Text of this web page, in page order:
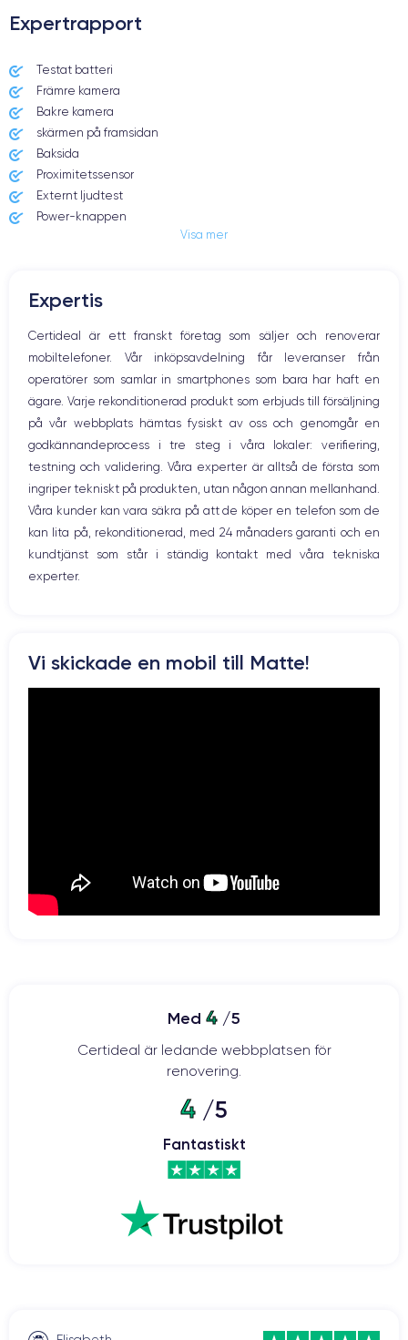
Date de sortie
7/09/2022
Dimensions
OLED 6.1 pouces
Apple A16 Bionic 6
Nom GPU
GPU 5-core
Fréq. processeur
3.46 GHz
48 Mpx 12 Mpx
Résolution vidéo
4K - 3840 x 2160 px
Recharge rapide
Oui, 20W
Batterie Type de SIM
Pour découvrir en détail les caractéristiques de ce smartphone,
Expertrapport
Testat batteri
Främre kamera
Bakre kamera
skärmen på framsidan
Baksida
Proximitetssensor
Externt ljudtest
Power-knappen
Högtalare
Hem-knappen
Bluetooth
WiFi
Nätverk
Vibration
Prise USB
Visa mer
Expertis
Certideal är ett franskt företag som säljer och renoverar
mobiltelefoner. Vår inköpsavdelning får leveranser från
operatörer som samlar in smartphones som bara har haft en
ägare. Varje rekonditionerad produkt som erbjuds till försäljning
på vår webbplats hämtas fysiskt av oss och genomgår en
godkännandeprocess i tre steg i våra lokaler: verifiering,
testning och validering. Våra experter är alltså de första som
ingriper tekniskt på produkten, utan någon annan mellanhand.
Våra kunder kan vara säkra på att de köper en telefon som de
kan lita på, rekonditionerad, med 24 månaders garanti och en
kundtjänst som står i ständig kontakt med våra tekniska
experter.
Vi skickade en mobil till Matte!
Med 4 /5
Certideal är ledande webbplatsen för
renovering.
4 /5
Fantastiskt